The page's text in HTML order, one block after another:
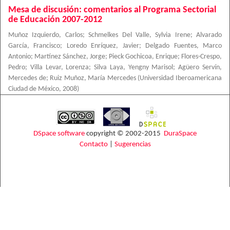
Mesa de discusión: comentarios al Programa Sectorial
de Educación 2007-2012
Muñoz Izquierdo, Carlos;Schmelkes Del Valle, Sylvia Irene; Alvarado
García, Francisco; Loredo Enríquez, Javier;
Delgado Fuentes, Marco
Antonio; Martínez Sánchez, Jorge; Pieck Gochicoa, Enrique; Flores-Crespo,
Pedro; Villa Levar, Lorenza;Silva Laya, Yengny Marisol ;Agüero Servín,
Mercedes de; Ruiz Muñoz, María Mercedes (Universidad Iberoamericana
Ciudad de México, 2008)
DSpace software copyright © 2002-2015 DuraSpace
Contacto| Sugerencias